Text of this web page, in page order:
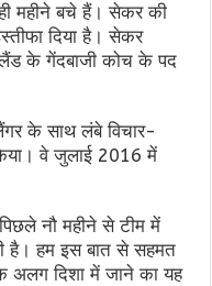
महीने बचे हैं। सेकर की
दिया है। सेकर
के गेंदबाजी कोच के पद
के साथ लंबे विचार-
वे जुलाई 2016 में
नौ महीने से टीम में
है। हम इस बात से सहमत
अलग दिशा में जाने का यह